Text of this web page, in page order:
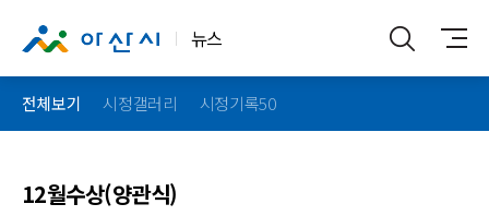
뉴스
전체보기 시정갤러리 시정기록50
12월수상(양관식)